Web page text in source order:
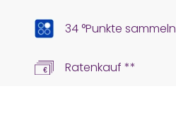
34 °Punkte sammeln
Ratenkauf **